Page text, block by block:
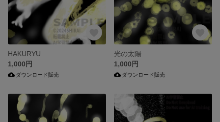
HAKURYU
1,000円
ダウンロード販売
光の太陽
1,000円
ダウンロード販売